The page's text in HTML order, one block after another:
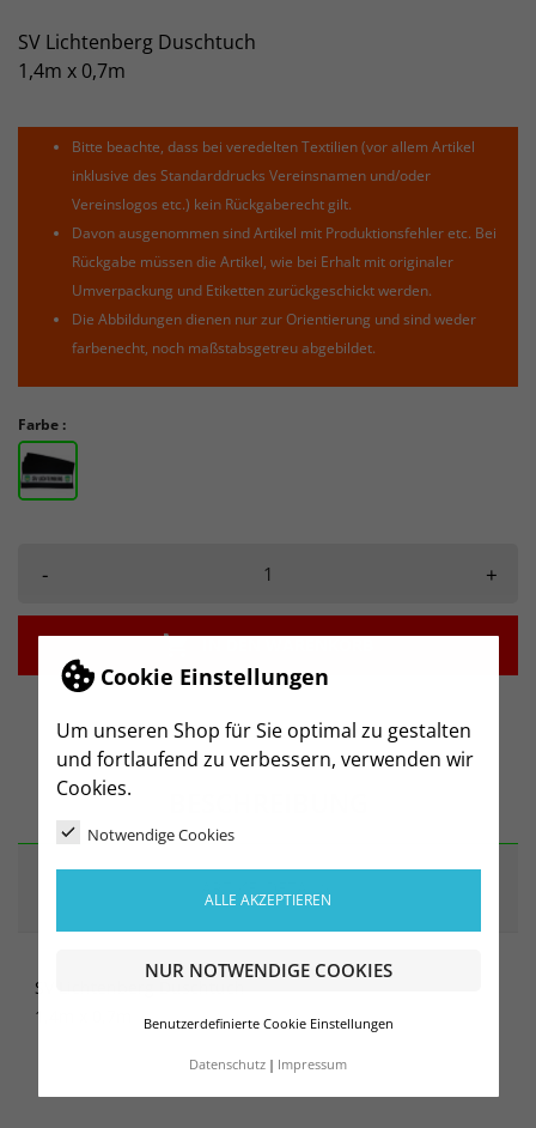
Cookie Einstellungen
Um unseren Shop für Sie optimal zu gestalten
und fortlaufend zu verbessern, verwenden wir
Cookies.
Notwendige Cookies
ALLE AKZEPTIEREN
NUR NOTWENDIGE COOKIES
Benutzerdefinierte Cookie Einstellungen
Datenschutz Impressum
SV Lichtenberg Duschtuch
1,4m x 0,7m
Bitte beachte, dass bei veredelten Textilien (vor allem Artikel
inklusive des Standarddrucks Vereinsnamen und/oder
Vereinslogos etc.) kein Rückgaberecht gilt.
Davon ausgenommen sind Artikel mit Produktionsfehler etc. Bei
Rückgabe müssen die Artikel, wie bei Erhalt mit originaler
Umverpackung und Etiketten zurückgeschickt werden.
Die Abbildungen dienen nur zur Orientierung und sind weder
farbenecht, noch maßstabsgetreu abgebildet.
Farbe :
- +

SV Lichtenberg Duschtuch
1,4m x 0,7m